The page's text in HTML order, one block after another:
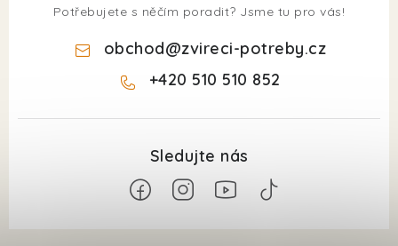
Potřebujete s něčím poradit? Jsme tu pro vás!
obchod@zvireci-potreby.cz
+420 510 510 852